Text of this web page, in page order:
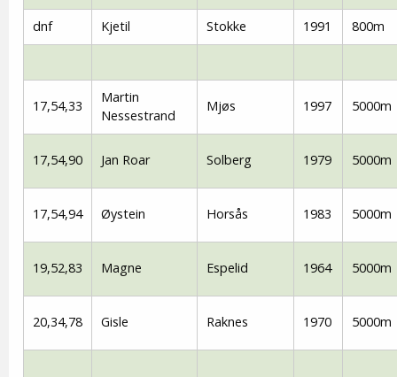
dnf Kjetil Stokke 1991 800m
17,54,33
Martin
Nessestrand
Mjøs 1997 5000m
17,54,90 Jan Roar Solberg 1979 5000m
17,54,94 Øystein Horsås 1983 5000m
19,52,83 Magne Espelid 1964 5000m
20,34,78 Gisle Raknes 1970 5000m